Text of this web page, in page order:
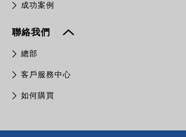
成功案例
聯絡我們
總部
客戶服務中心
如何購買